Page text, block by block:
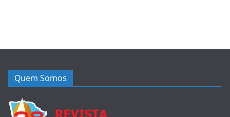
Quem Somos